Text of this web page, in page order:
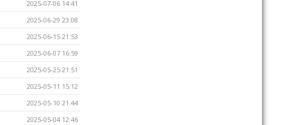
2025-07-06 14:41
2025-06-29 23:08
2025-06-15 21:53
2025-06-07 16:59
2025-05-25 21:51
2025-05-11 15:12
2025-05-10 21:44
2025-05-04 12:46